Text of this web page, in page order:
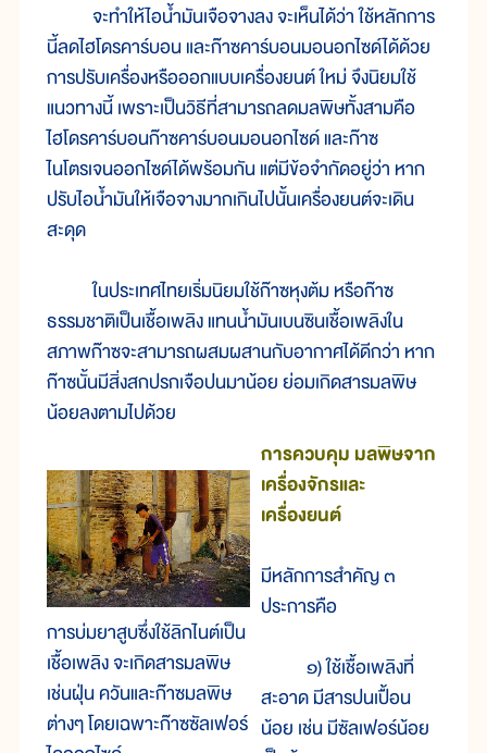
จะทำให้ไอน้ำมันเจือจางลง จะเห็นได้ว่า ใช้หลักการ
นี้ลดไฮโดรคาร์บอน และก๊าซคาร์บอนมอนอกไซด์ได้ด้วย
การปรับเครื่องหรือออกแบบเครื่องยนต์ ใหม่ จึงนิยมใช้
แนวทางนี้ เพราะเป็นวิธีที่สามารถลดมลพิษทั้งสามคือ
ไฮโดรคาร์บอนก๊าซคาร์บอนมอนอกไซด์ และก๊าซ
ไนโตรเจนออกไซด์ได้พร้อมกัน แต่มีข้อจำกัดอยู่ว่า หาก
ปรับไอน้ำมันให้เจือจางมากเกินไปนั้นเครื่องยนต์จะเดิน
สะดุด
ในประเทศไทยเริ่มนิยมใช้ก๊าซหุงต้ม หรือก๊าซ
ธรรมชาติเป็นเชื้อเพลิง แทนน้ำมันเบนซินเชื้อเพลิงใน
สภาพก๊าซจะสามารถผสมผสานกับอากาศได้ดีกว่า หาก
ก๊าซนั้นมีสิ่งสกปรกเจือปนมาน้อย ย่อมเกิดสารมลพิษ
น้อยลงตามไปด้วย
การบ่มยาสูบซึ่งใช้ลิกไนต์เป็น
เชื้อเพลิง จะเกิดสารมลพิษ
เช่นฝุ่น ควันและก๊าซมลพิษ
ต่างๆ โดยเฉพาะก๊าซซัลเฟอร์
การควบคุม มลพิษจาก
เครื่องจักรและ
เครื่องยนต์
มีหลักการสำคัญ ๓
ประการคือ
๑) ใช้เชื้อเพลิงที่
สะอาด มีสารปนเปื้อน
น้อย เช่น มีซัลเฟอร์น้อย